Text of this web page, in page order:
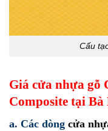
Cấu
Giá cửa nhựa gỗ
Composite tại Bà
a. Các dòng cửa